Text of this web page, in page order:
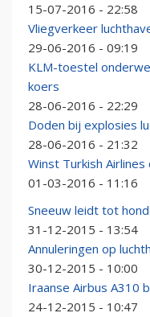
15-07-2016 - 22:58
Vliegverkeer
29-06-2016 - 09:19
KLM-toestel
koers
28-06-2016 - 22:29
Doden bij explosies
28-06-2016 - 21:32
Winst Turkish
01-03-2016 - 11:16
Sneeuw leidt tot
31-12-2015 - 13:54
Annuleringen op
30-12-2015 - 10:00
Iraanse Airbus A310
24-12-2015 - 10:47